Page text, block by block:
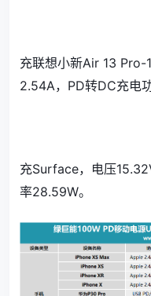
充联想小新Air 13 Pro-
2.54A，PD转DC充电
充Surface，电压
率28.59W。